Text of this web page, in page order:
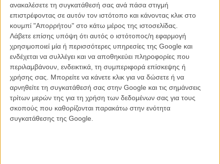
ανακαλέσετε τη συγκατάθεσή σας ανά πάσα στιγμή
επιστρέφοντας σε αυτόν τον ιστότοπο και κάνοντας κλικ στο
κουμπί "Απορρήτου" στο κάτω μέρος της ιστοσελίδας.
Λάβετε επίσης υπόψη ότι αυτός ο ιστότοπος/η εφαρμογή
χρησιμοποιεί μία ή περισσότερες υπηρεσίες της Google και
ενδέχεται να συλλέγει και να αποθηκεύει πληροφορίες που
περιλαμβάνουν, ενδεικτικά, τη συμπεριφορά επίσκεψης ή
χρήσης σας. Μπορείτε να κάνετε κλικ για να δώσετε ή να
αρνηθείτε τη συγκατάθεσή σας στην Google και τις σημάνσεις
τρίτων μερών της για τη χρήση των δεδομένων σας για τους
σκοπούς που καθορίζονται παρακάτω στην ενότητα
συγκατάθεσης της Google.
«Ηρθα να σε προειδοποιήσω για κάτι που έρχεται. Και είναι
μεγαλύτερο από μένα» λέει ο Μωυσής, δια στόματος Κρίστιαν Μπέιλ,
στον Ραμσή του αγνώριστου Τζόελ Ετζερτον
Κι εκεί που ο Σκοτ είχε ξεκινήσει την κινηματογραφική του αφήγηση
με το γνωστό σήμα-κατατεθέν τρόπο (λιζα-γκεραντικές μουσικές και
slow motion) πέφτουν στα κεφάλια μας χαλάζια και ακρίδες. Ενα
μικρό δείγμα, ένα καταιγιστικό μοντάζ λίγων δευτερολέπτων, μας
υποψιάζει ότι αυτή η «Εξοδος» θα είναι πραγματικά μεγάλη.
Εκτός από τον Μπέιλ και τον Ετζερτον, ο Σκοτ έχει συγκεντρώσει
ένα εντυπωσιακό καστ: η Σιγκούρνι Γουίβερ και ο Τζον Τορτούρο θα